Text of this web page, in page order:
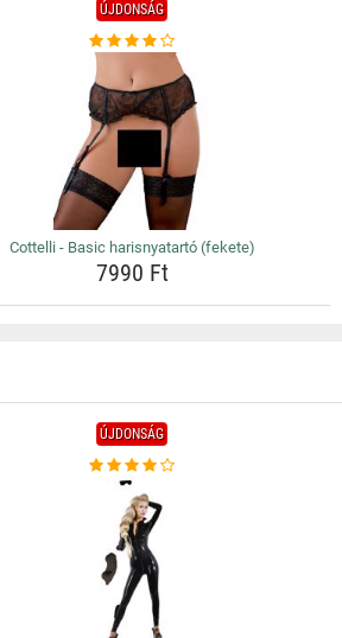
ÚJDONSÁG
Cottelli - Basic harisnyatartó (fekete)
7990 Ft
ÚJDONSÁG